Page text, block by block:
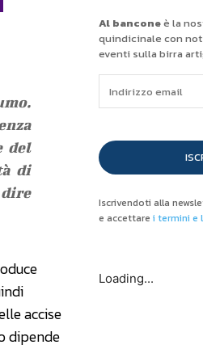
del
di
accise
dipende
Al banconeè la
quindicinale con
eventi sulla birra
Iscrivendoti alla
e accettare i termini e
Loading...